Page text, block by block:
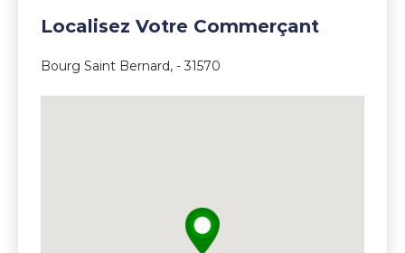
Localisez Votre Commerçant
Bourg Saint Bernard, - 31570